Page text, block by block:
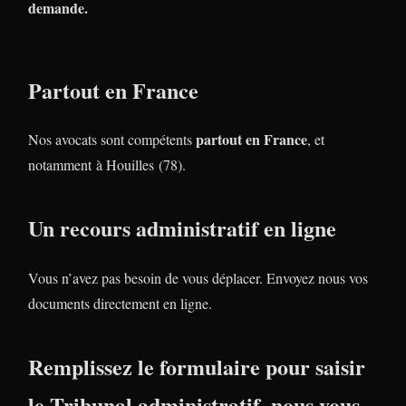
demande.
Partout en France
Nos avocats sont compétentspartout en France, et
notamment à Houilles (78).
Un recours administratif en ligne
Vous n’avez pas besoin de vous déplacer. Envoyez nous vos
documents directement en ligne.
Remplissez le formulaire pour saisir